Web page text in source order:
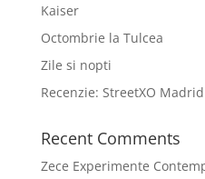
Kaiser
Octombrie la Tulcea
Zile si nopti
Recenzie: StreetXO Madrid
Recent Comments
Zece Experimente